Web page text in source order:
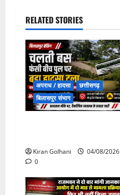
RELATED STORIES
अपराध / हादसा
छत्तीसगढ़
बिलासपुर संभाग
Kiran Golhani
04/08/2026
0